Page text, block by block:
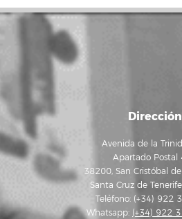
Dirección
Avenida de la
Apartado Postal
38200, San Cristóbal
Santa Cruz de
Teléfono: (+34) 922
Whatsapp: (+34) 922